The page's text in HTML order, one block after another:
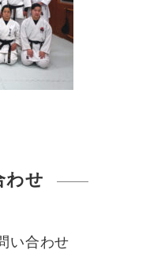
わせ
い合わせ